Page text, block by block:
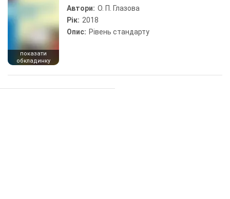
показати
обкладинку
Автори: О. П. Глазова
Рік: 2018
Опис: Рівень стандарту